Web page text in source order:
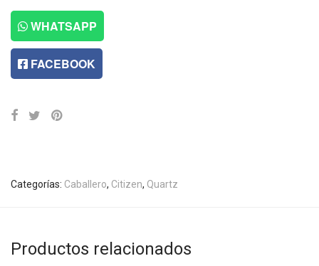
WHATSAPP
FACEBOOK
Categorías: Caballero, Citizen, Quartz
Productos relacionados